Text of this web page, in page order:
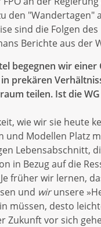
den "Wandertagen"
sind die Folgen des
Berichte aus der
begegnen wir einer
prekären
teilen. Ist die
wie wir sie heute
und Modellen Platz
Lebensabschnitt,
in Bezug auf die
früher wir lernen,
und wirunsere
müssen, desto
Zukunft vor sich